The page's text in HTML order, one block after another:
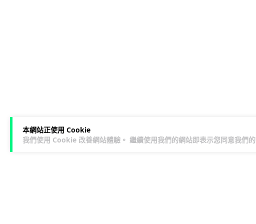
本網站正使用 Cookie
我們使用 Cookie 改善網站體驗。 繼續使用我們的網站即表示您同意我們的